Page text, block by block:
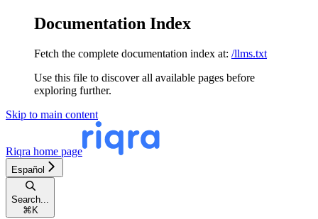
Documentation Index
Fetch the complete documentation index at: /llms.txt
Use this file to discover all available pages before
exploring further.
Skip to main content
Riqra home page
Español
Search...
⌘ K